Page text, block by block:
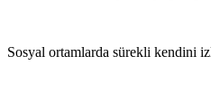
Sosyal ortamlarda sürekli kendini